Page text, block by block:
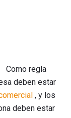
Como regla
deben estar
, y los
deben estar